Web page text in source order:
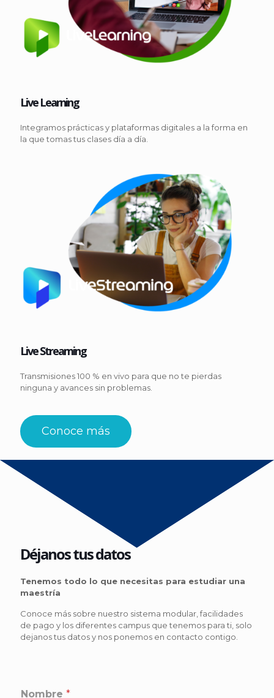
Live Learning
Integramos prácticas y plataformas digitales a la forma en
la que tomas tus clases día a día.
Live Streaming
Transmisiones 100 % en vivo para que no te pierdas
ninguna y avances sin problemas.
Conoce más
Déjanos tus datos
Tenemos todo lo que necesitas para estudiar una
maestría
Conoce más sobre nuestro sistema modular, facilidades
de pago y los diferentes campus que tenemos para ti, solo
dejanos tus datos y nos ponemos en contacto contigo.
Nombre *